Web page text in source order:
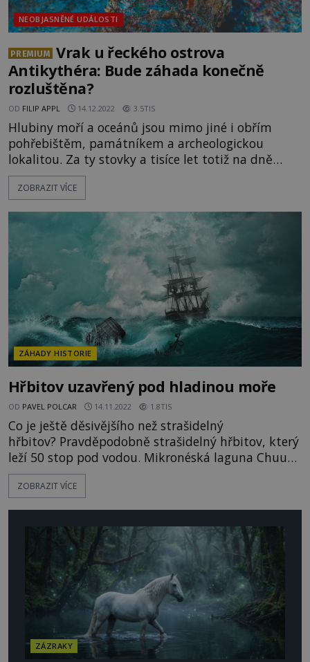
NEOBJASNĚNÉ UDÁLOSTI
PREMIUM
Vrak u řeckého ostrova
Antikythéra: Bude záhada konečně
rozluštěna?
OD FILIP APPL 14.12.2022 3.5TIS
Hlubiny moří a oceánů jsou mimo jiné i obřím
pohřebištěm, památníkem a archeologickou
lokalitou. Za ty stovky a tisíce let totiž na dně
skončilo obrovské množství lodí, z nichž některé
ukrývají skutečně pozoruhodné poklady. Vrak
k těm nejtajemnějším. Obrovská, rudě natřená loď
ZOBRAZIT VÍCE
ZÁHADY HISTORIE
Hřbitov uzavřený pod hladinou moře
OD PAVEL POLCAR 14.11.2022 1.8TIS
Co je ještě děsivějšího než strašidelný
hřbitov? Pravděpodobně strašidelný hřbitov, který
leží 50 stop pod vodou. Mikronéská laguna Chuuk
(dříve laguna Truk) sloužila jako opevněná
základna japonského námořnictva během druhé
Desítky válečných lodí, letade
ZOBRAZIT VÍCE
ZÁZRAKY